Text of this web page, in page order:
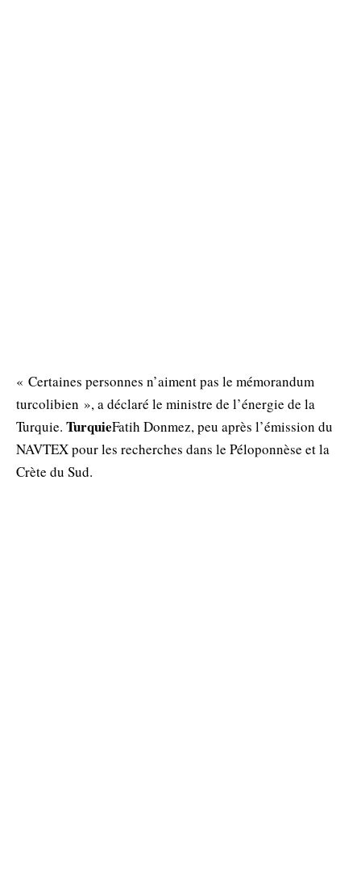
« Certaines personnes n’aiment pas le mémorandum
turcolibien », a déclaré le ministre de l’énergie de la
Turquie. TurquieFatih Donmez, peu après l’émission du
NAVTEX pour les recherches dans le Péloponnèse et la
Crète du Sud.